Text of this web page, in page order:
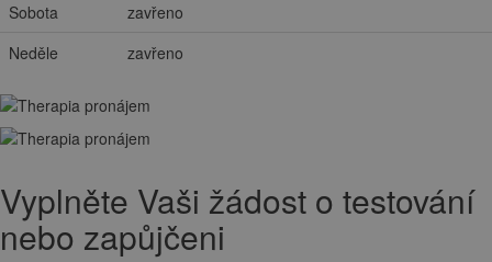
Sobota
zavřeno
Neděle
zavřeno
Vyplněte Vaši žádost o testování
nebo zapůjčeni